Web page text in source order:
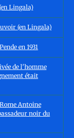
Lingala)
(en Lingala)
en 1931
de l'homme
était
Antoine
noir du